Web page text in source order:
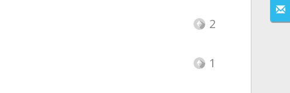
2
1